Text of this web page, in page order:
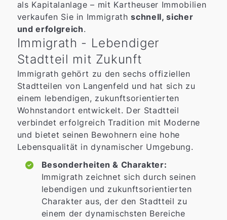
als Kapitalanlage – mit Kartheuser Immobilien
verkaufen Sie in Immigrathschnell, sicher
und erfolgreich.
Immigrath - Lebendiger
Stadtteil mit Zukunft
Immigrath gehört zu den sechs offiziellen
Stadtteilen von Langenfeld und hat sich zu
einem lebendigen, zukunftsorientierten
Wohnstandort entwickelt. Der Stadtteil
verbindet erfolgreich Tradition mit Moderne
und bietet seinen Bewohnern eine hohe
Lebensqualität in dynamischer Umgebung.
Besonderheiten & Charakter:
Immigrath zeichnet sich durch seinen
lebendigen und zukunftsorientierten
Charakter aus, der den Stadtteil zu
einem der dynamischsten Bereiche